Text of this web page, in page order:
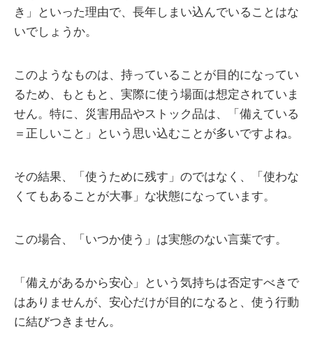
き」といった理由で、長年しまい込んでいることはな
いでしょうか。
このようなものは、持っていることが目的になってい
るため、もともと、実際に使う場面は想定されていま
せん。特に、災害用品やストック品は、「備えている
＝正しいこと」という思い込むことが多いですよね。
その結果、「使うために残す」のではなく、「使わな
くてもあることが大事」な状態になっています。
この場合、「いつか使う」は実態のない言葉です。
「備えがあるから安心」という気持ちは否定すべきで
はありませんが、安心だけが目的になると、使う行動
に結びつきません。